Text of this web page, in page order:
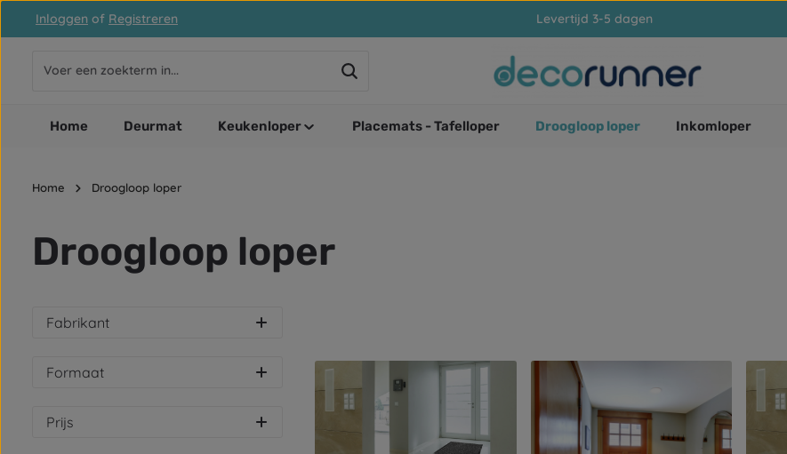
de hoofdinhoud
Ga naar de zoekopdracht
Ga naar de hoofdnavigatie
Inloggen of Registreren Levertijd 3-5 dagen
Home Deurmat Keukenloper Placemats - Tafelloper Droogloop loper Inkomloper
Home Droogloop loper
Droogloop loper
Fabrikant
Formaat
Prijs